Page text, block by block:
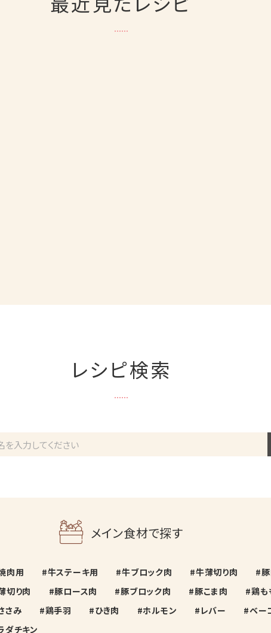
レシピ検索
メイン食材で探す
肉用 牛ステーキ用 牛ブロック肉 牛薄切り肉
切り肉
豚ロース肉 豚ブロック肉 豚こま肉 鶏も
さみ
鶏手羽 ひき肉 ホルモン レバー ベー
ダチキン